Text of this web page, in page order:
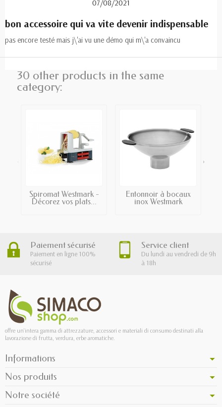
07/08/2021
bon accessoire qui va vite devenir indispensable
pas encore testé mais j\'ai vu une démo qui m\'a convaincu
30 other products in the same
category:
Spiromat Westmark -
Décorez vos plats...
Entonnoir à bocaux
inox Westmark
›
Paiement sécurisé
Paiement en ligne 100%
sécurisé
Service client
Du lundi au vendredi de 9h
à 18h
offre un'intera gamma di attrezzature, accessori e materiali di consumo destinati alla
lavorazione di frutta, verdura, erbe aromatiche.
Informations
Nos produits
Notre société